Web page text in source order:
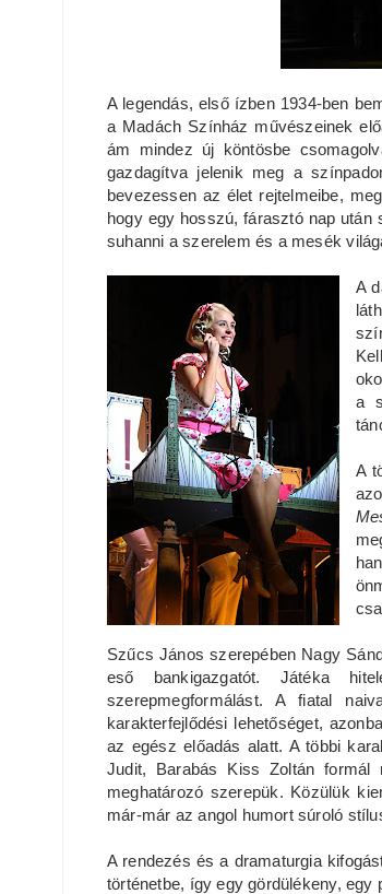
A legendás, első ízben 1934-ben
a Madách Színház művészeinek
ám mindez új köntösbe
gazdagítva jelenik meg a
bevezessen az élet rejtelmeibe,
hogy egy hosszú, fárasztó nap után
suhanni a szerelem és a mesék
A
a
A
Szűcs János szerepében Nagy
eső bankigazgatót. Játéka
szerepmegformálást. A fiatal
karakterfejlődési lehetőséget,
az egész előadás alatt. A többi
Judit, Barabás Kiss Zoltán formál
meghatározó szerepük. Közülük
már-már az angol humort súroló
A rendezés és a dramaturgia
történetbe, így egy gördülékeny,